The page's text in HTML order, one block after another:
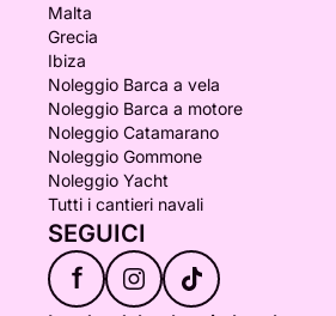
Malta
Grecia
Ibiza
Noleggio Barca a vela
Noleggio Barca a motore
Noleggio Catamarano
Noleggio Gommone
Noleggio Yacht
Tutti i cantieri navali
SEGUICI
f